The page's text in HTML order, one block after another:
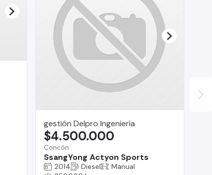
gestión Delpro Ingeniería
Concón
SsangYong Actyon Sports
$4.500.000
2014 Diesel
Manual